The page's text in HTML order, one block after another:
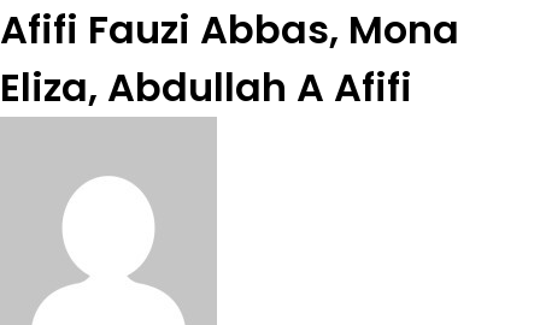
Afifi Fauzi Abbas, Mona
Eliza, Abdullah A Afifi